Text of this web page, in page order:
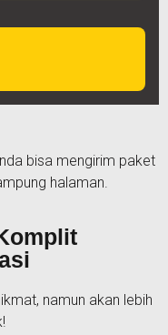
bisa mengirim paket
halaman.
namun akan lebih